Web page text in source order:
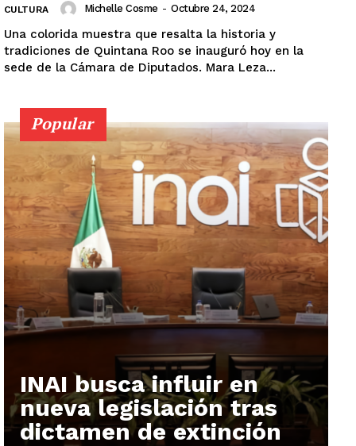
CULTURA Michelle Cosme - Octubre 24, 2024
Una colorida muestra que resalta la historia y
tradiciones de Quintana Roo se inauguró hoy en la
sede de la Cámara de Diputados. Mara Leza...
Popular
INAI busca influir en
nueva legislación tras
dictamen de extinción